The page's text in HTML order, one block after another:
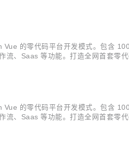
的零代码平台开发模式。包含
、Saas 等功能。打造全网首套零
的零代码平台开发模式。包含
、Saas 等功能。打造全网首套零